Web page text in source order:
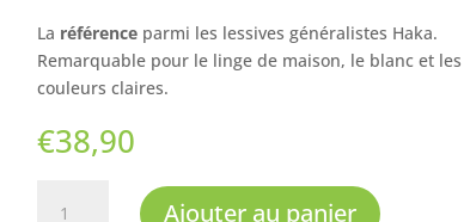
La référenceparmi les lessives généralistes Haka.
Remarquable pour le linge de maison, le blanc et les
couleurs claires.
€38,90
Ajouter au panier